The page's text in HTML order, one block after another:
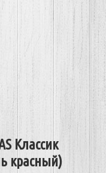
Классик
красный)